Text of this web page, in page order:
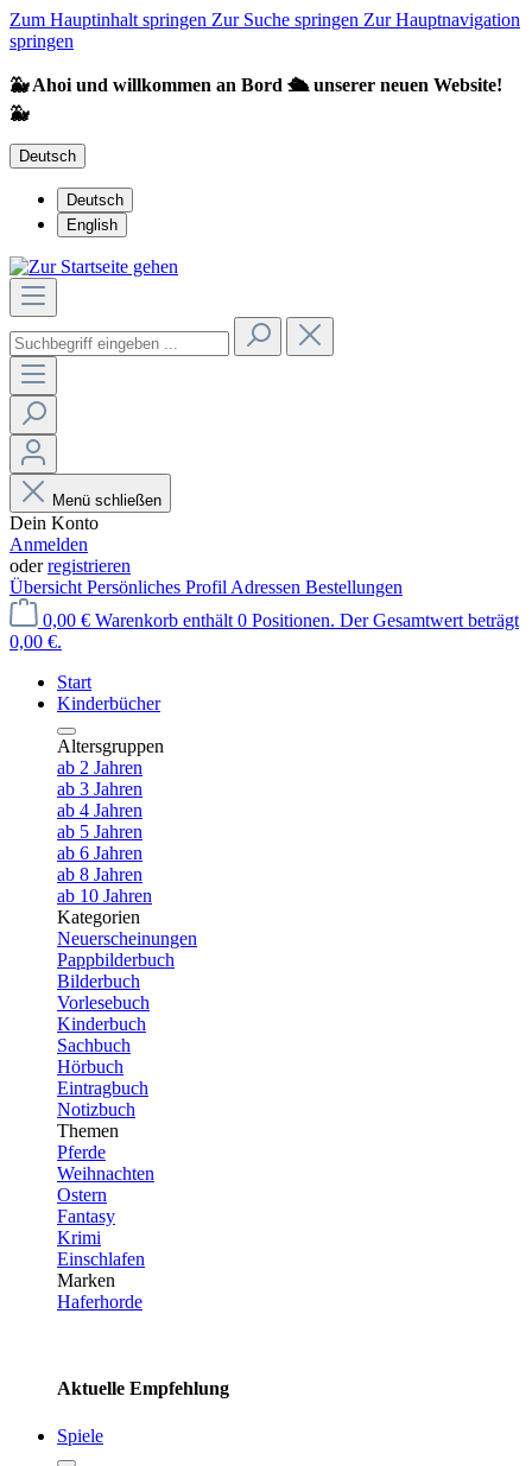
Zum Hauptinhalt springen Zur Suche springen Zur Hauptnavigation
springen
🐳 Ahoi und willkommen an Bord 🛳️ unserer neuen Website!
🐳
Deutsch
Deutsch
English
Menü schließen
Dein Konto
Anmelden
oderregistrieren
Übersicht Persönliches Profil Adressen Bestellungen
0,00 € Warenkorb enthält 0 Positionen. Der Gesamtwert beträgt
0,00 €.
Start
Kinderbücher
Altersgruppen
ab 2 Jahren
ab 3 Jahren
ab 4 Jahren
ab 5 Jahren
ab 6 Jahren
ab 8 Jahren
ab 10 Jahren
Kategorien
Neuerscheinungen
Pappbilderbuch
Bilderbuch
Vorlesebuch
Kinderbuch
Sachbuch
Hörbuch
Eintragbuch
Notizbuch
Themen
Pferde
Weihnachten
Ostern
Fantasy
Krimi
Einschlafen
Marken
Haferhorde
Aktuelle Empfehlung
Spiele